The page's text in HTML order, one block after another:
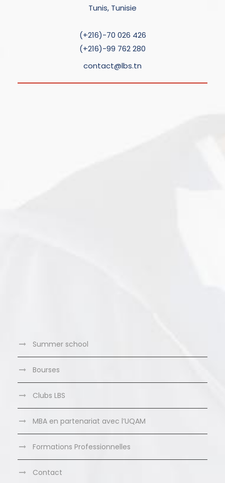
Tunis, Tunisie
(+216)-70 026 426
(+216)-99 762 280
contact@lbs.tn
Summer school
Bourses
Clubs LBS
MBA en partenariat avec l’UQAM
Formations Professionnelles
Contact